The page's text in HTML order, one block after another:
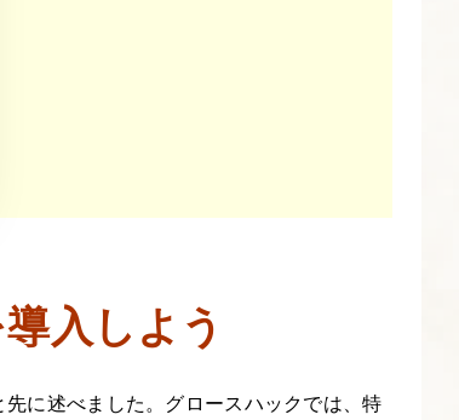
入しよう
に述べました。グロースハックでは、特